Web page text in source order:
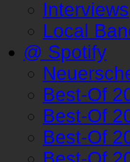
Interviews
Local
@ Spotify
Best-Of
Best-Of
Best-Of